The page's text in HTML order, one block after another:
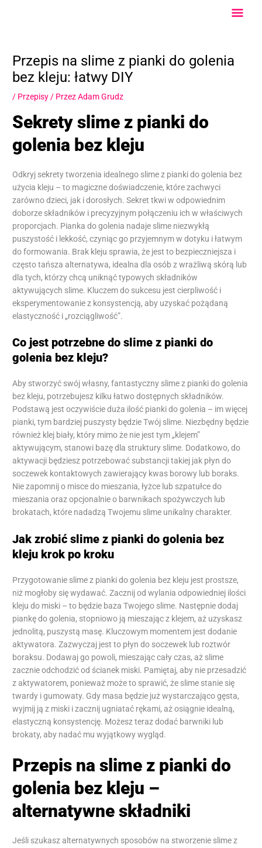
Przepis na slime z pianki do golenia
bez kleju: łatwy DIY
/ Przepisy / PrzezAdam Grudz
Sekrety slime z pianki do
golenia bez kleju
Odkryj sekrety tworzenia idealnego slime z pianki do golenia bez
użycia kleju – to magiczne doświadczenie, które zachwyci
zarówno dzieci, jak i dorosłych. Sekret tkwi w odpowiednim
doborze składników i precyzyjnym połączeniu ich w właściwych
proporcjach. Pianka do golenia nadaje slime niezwykłą
puszystość i lekkość, czyniąc go przyjemnym w dotyku i łatwym
do formowania. Brak kleju sprawia, że jest to bezpieczniejsza i
często tańsza alternatywa, idealna dla osób z wrażliwą skórą lub
dla tych, którzy chcą uniknąć typowych składników
aktywujących slime. Kluczem do sukcesu jest cierpliwość i
eksperymentowanie z konsystencją, aby uzyskać pożądaną
elastyczność i „rozciągliwość”.
Co jest potrzebne do slime z pianki do
golenia bez kleju?
Aby stworzyć swój własny, fantastyczny slime z pianki do golenia
bez kleju, potrzebujesz kilku łatwo dostępnych składników.
Podstawą jest oczywiście duża ilość pianki do golenia – im więcej
pianki, tym bardziej puszysty będzie Twój slime. Niezbędny będzie
również klej biały, który mimo że nie jest tym „klejem”
aktywującym, stanowi bazę dla struktury slime. Dodatkowo, do
aktywacji będziesz potrzebować substancji takiej jak płyn do
soczewek kontaktowych zawierający kwas borowy lub boraks.
Nie zapomnij o misce do mieszania, łyżce lub szpatułce do
mieszania oraz opcjonalnie o barwnikach spożywczych lub
brokatach, które nadadzą Twojemu slime unikalny charakter.
Jak zrobić slime z pianki do golenia bez
kleju krok po kroku
Przygotowanie slime z pianki do golenia bez kleju jest prostsze,
niż mogłoby się wydawać. Zacznij od wylania odpowiedniej ilości
kleju do miski – to będzie baza Twojego slime. Następnie dodaj
piankę do golenia, stopniowo ją mieszając z klejem, aż uzyskasz
jednolitą, puszystą masę. Kluczowym momentem jest dodanie
aktywatora. Zazwyczaj jest to płyn do soczewek lub roztwór
boraksu. Dodawaj go powoli, mieszając cały czas, aż slime
zacznie odchodzić od ścianek miski. Pamiętaj, aby nie przesadzić
z aktywatorem, ponieważ może to sprawić, że slime stanie się
twardy i gumowaty. Gdy masa będzie już wystarczająco gęsta,
wyjmij ją z miski i zacznij ugniatać rękami, aż osiągnie idealną,
elastyczną konsystencję. Możesz teraz dodać barwniki lub
brokaty, aby nadać mu wyjątkowy wygląd.
Przepis na slime z pianki do
golenia bez kleju –
alternatywne składniki
Jeśli szukasz alternatywnych sposobów na stworzenie slime z